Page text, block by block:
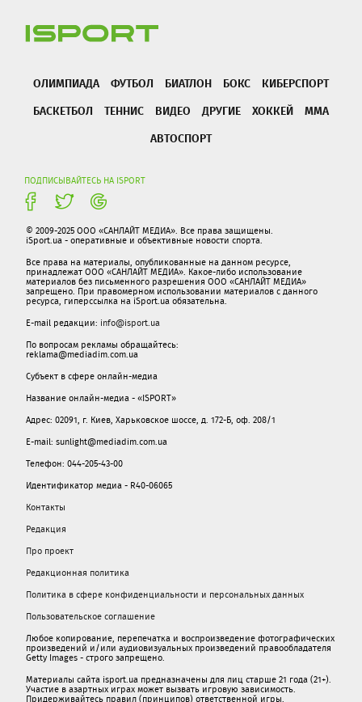
ОЛИМПИАДА ФУТБОЛ БИАТЛОН БОКС
КИБЕРСПОРТ
БАСКЕТБОЛ
ТЕННИС ВИДЕО ДРУГИЕ ХОККЕЙ
ММА
АВТОСПОРТ
ПОДПИСЫВАЙТЕСЬ НА ISPORT
© 2009-2025 ООО «САНЛАЙТ МЕДИА». Все права защищены.
iSport.ua - оперативные и объективные новости спорта.
Все права на материалы, опубликованные на данном ресурсе,
принадлежат ООО «САНЛАЙТ МЕДИА». Какое-либо использование
материалов без письменного разрешения ООО «САНЛАЙТ МЕДИА»
запрещено. При правомерном использовании материалов с данного
ресурса, гиперссылка на iSport.ua обязательна.
E-mail редакции: info@isport.ua
По вопросам рекламы обращайтесь:
reklama@mediadim.com.ua
Субъект в сфере онлайн-медиа
Название онлайн-медиа - «ISPORT»
Адрес: 02091, г. Киев, Харьковское шоссе, д. 172-Б, оф. 208/1
E-mail: sunlight@mediadim.com.ua
Телефон: 044-205-43-00
Идентификатор медиа - R40-06065
Контакты
Редакция
Про проект
Редакционная политика
Политика в сфере конфиденциальности и персональных данных
Пользовательское соглашение
Любое копирование, перепечатка и воспроизведение фотографических
произведений и/или аудиовизуальных произведений правообладателя
Getty Images - строго запрещено.
Материалы сайта isport.ua предназначены для лиц старше 21 года (21+).
Участие в азартных играх может вызвать игровую зависимость.
Придерживайтесь правил (принципов) ответственной игры.